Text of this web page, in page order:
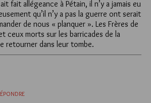
fait allégeance à Pétain, il n’y a jamais eu
qu’il n’y a pas la guerre ont serait
de nous « planquer ». Les Frères de
ceux morts sur les barricades de la
retourner dans leur tombe.